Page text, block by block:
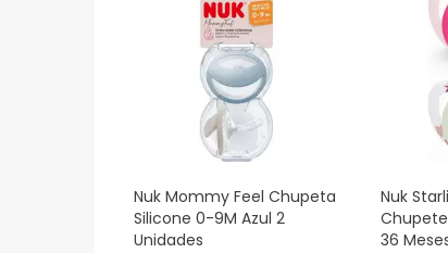
Nuk Mommy Feel Chupeta
Silicone 0-9M Azul 2
Unidades
Nuk
36